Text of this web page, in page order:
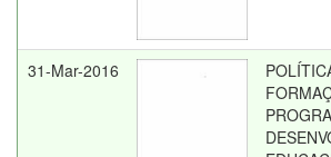
31-Mar-2016